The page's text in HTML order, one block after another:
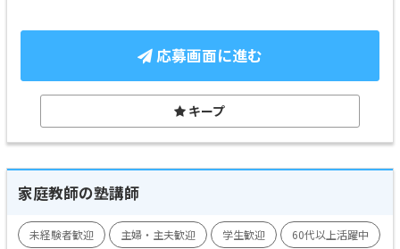
応募画面に進む
キープ
家庭教師の塾講師
未経験者歓迎 主婦・主夫歓迎 学生歓迎
60代以上活躍中